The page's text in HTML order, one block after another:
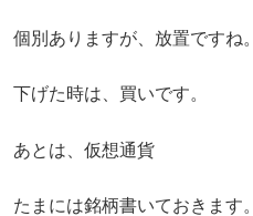
個別ありますが、放置ですね。
下げた時は、買いです。
あとは、仮想通貨
たまには銘柄書いておきます。